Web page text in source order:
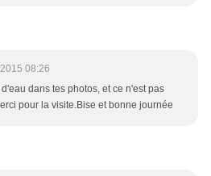
08:26
dans tes photos, et ce n'est pas
pour la visite.Bise et bonne journée